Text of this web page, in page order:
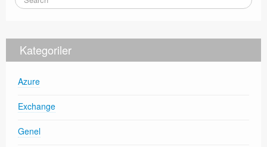
Kategoriler
Azure
Exchange
Genel